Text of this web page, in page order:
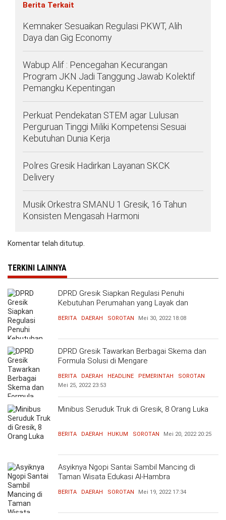
Berita Terkait
Kemnaker Sesuaikan Regulasi PKWT, Alih
Daya dan Gig Economy
Wabup Alif : Pencegahan Kecurangan
Program JKN Jadi Tanggung Jawab Kolektif
Pemangku Kepentingan
Perkuat Pendekatan STEM agar Lulusan
Perguruan Tinggi Miliki Kompetensi Sesuai
Kebutuhan Dunia Kerja
Polres Gresik Hadirkan Layanan SKCK
Delivery
Musik Orkestra SMANU 1 Gresik, 16 Tahun
Konsisten Mengasah Harmoni
Komentar telah ditutup.
TERKINI LAINNYA
DPRD Gresik Siapkan Regulasi Penuhi
Kebutuhan Perumahan yang Layak dan
BERITA DAERAH SOROTAN Mei 30, 2022 18:08
DPRD Gresik Tawarkan Berbagai Skema dan
Formula Solusi di Mengare
BERITA DAERAH HEADLINE PEMERINTAH
SOROTAN
Mei 25, 2022 23:53
Minibus Seruduk Truk di Gresik, 8 Orang Luka
BERITA DAERAH HUKUM SOROTAN Mei 20, 2022 20:25
Asyiknya Ngopi Santai Sambil Mancing di
Taman Wisata Edukasi Al-Hambra
BERITA DAERAH SOROTAN Mei 19, 2022 17:34